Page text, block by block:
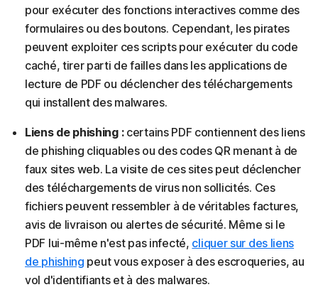
pour exécuter des fonctions interactives comme des
formulaires ou des boutons. Cependant, les pirates
peuvent exploiter ces scripts pour exécuter du code
caché, tirer parti de failles dans les applications de
lecture de PDF ou déclencher des téléchargements
qui installent des malwares.
Liens de phishing : certains PDF contiennent des liens
de phishing cliquables ou des codes QR menant à de
faux sites web. La visite de ces sites peut déclencher
des téléchargements de virus non sollicités. Ces
fichiers peuvent ressembler à de véritables factures,
avis de livraison ou alertes de sécurité. Même si le
PDF lui-même n'est pas infecté, cliquer sur des liens
de phishing peut vous exposer à des escroqueries, au
vol d'identifiants et à des malwares.